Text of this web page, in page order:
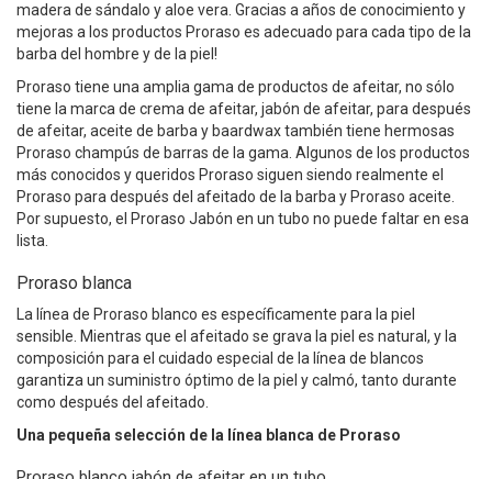
madera de sándalo y aloe vera. Gracias a años de conocimiento y
mejoras a los productos Proraso es adecuado para cada tipo de la
barba del hombre y de la piel!
Proraso tiene una amplia gama de productos de afeitar, no sólo
tiene la marca de crema de afeitar, jabón de afeitar, para después
de afeitar, aceite de barba y baardwax también tiene hermosas
Proraso champús de barras de la gama. Algunos de los productos
más conocidos y queridos Proraso siguen siendo realmente el
Proraso para después del afeitado de la barba y Proraso aceite.
Por supuesto, el Proraso Jabón en un tubo no puede faltar en esa
lista.
Proraso blanca
La línea de Proraso blanco es específicamente para la piel
sensible. Mientras que el afeitado se grava la piel es natural, y la
composición para el cuidado especial de la línea de blancos
garantiza un suministro óptimo de la piel y calmó, tanto durante
como después del afeitado.
Una pequeña selección de la línea blanca de Proraso